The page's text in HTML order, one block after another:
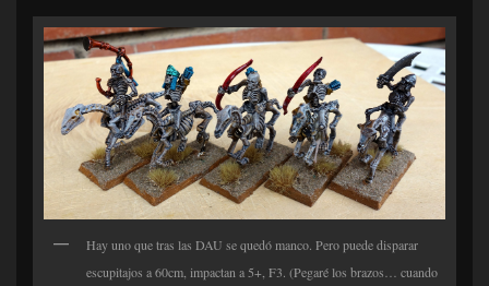
Hay uno que tras las DAU se quedó manco. Pero puede disparar
escupitajos a 60cm, impactan a 5+, F3. (Pegaré los brazos… cuando